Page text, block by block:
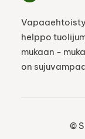
helppo
mukaan -
on
©